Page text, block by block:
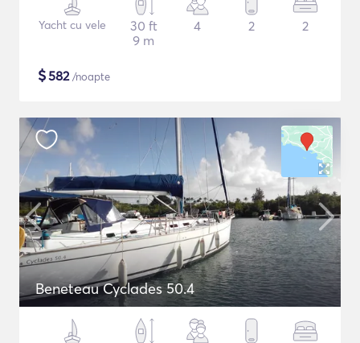
Yacht cu vele
30 ft
9 m
4 2 2
$582/noapte
Beneteau Cyclades 50.4